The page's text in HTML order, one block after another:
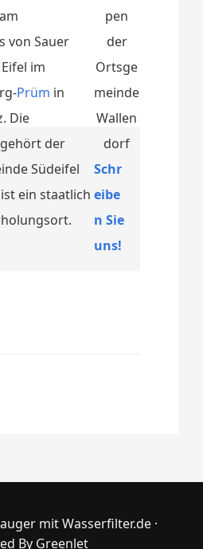
am
von Sauer
im
Prüm in
Die
der
Südeifel
ein staatlich
Schr
eibe
n Sie
uns!
mit Wasserfilter.de ·
By Greenlet